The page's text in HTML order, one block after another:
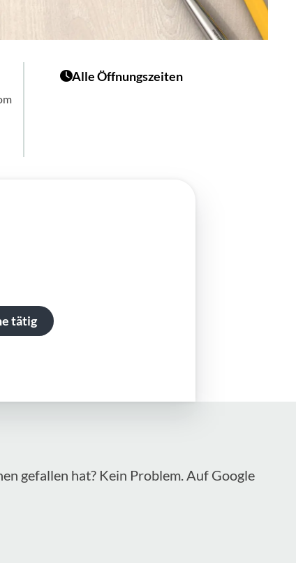
Alle Öffnungszeiten
tätig
gefallen hat? Kein Problem. Auf Google